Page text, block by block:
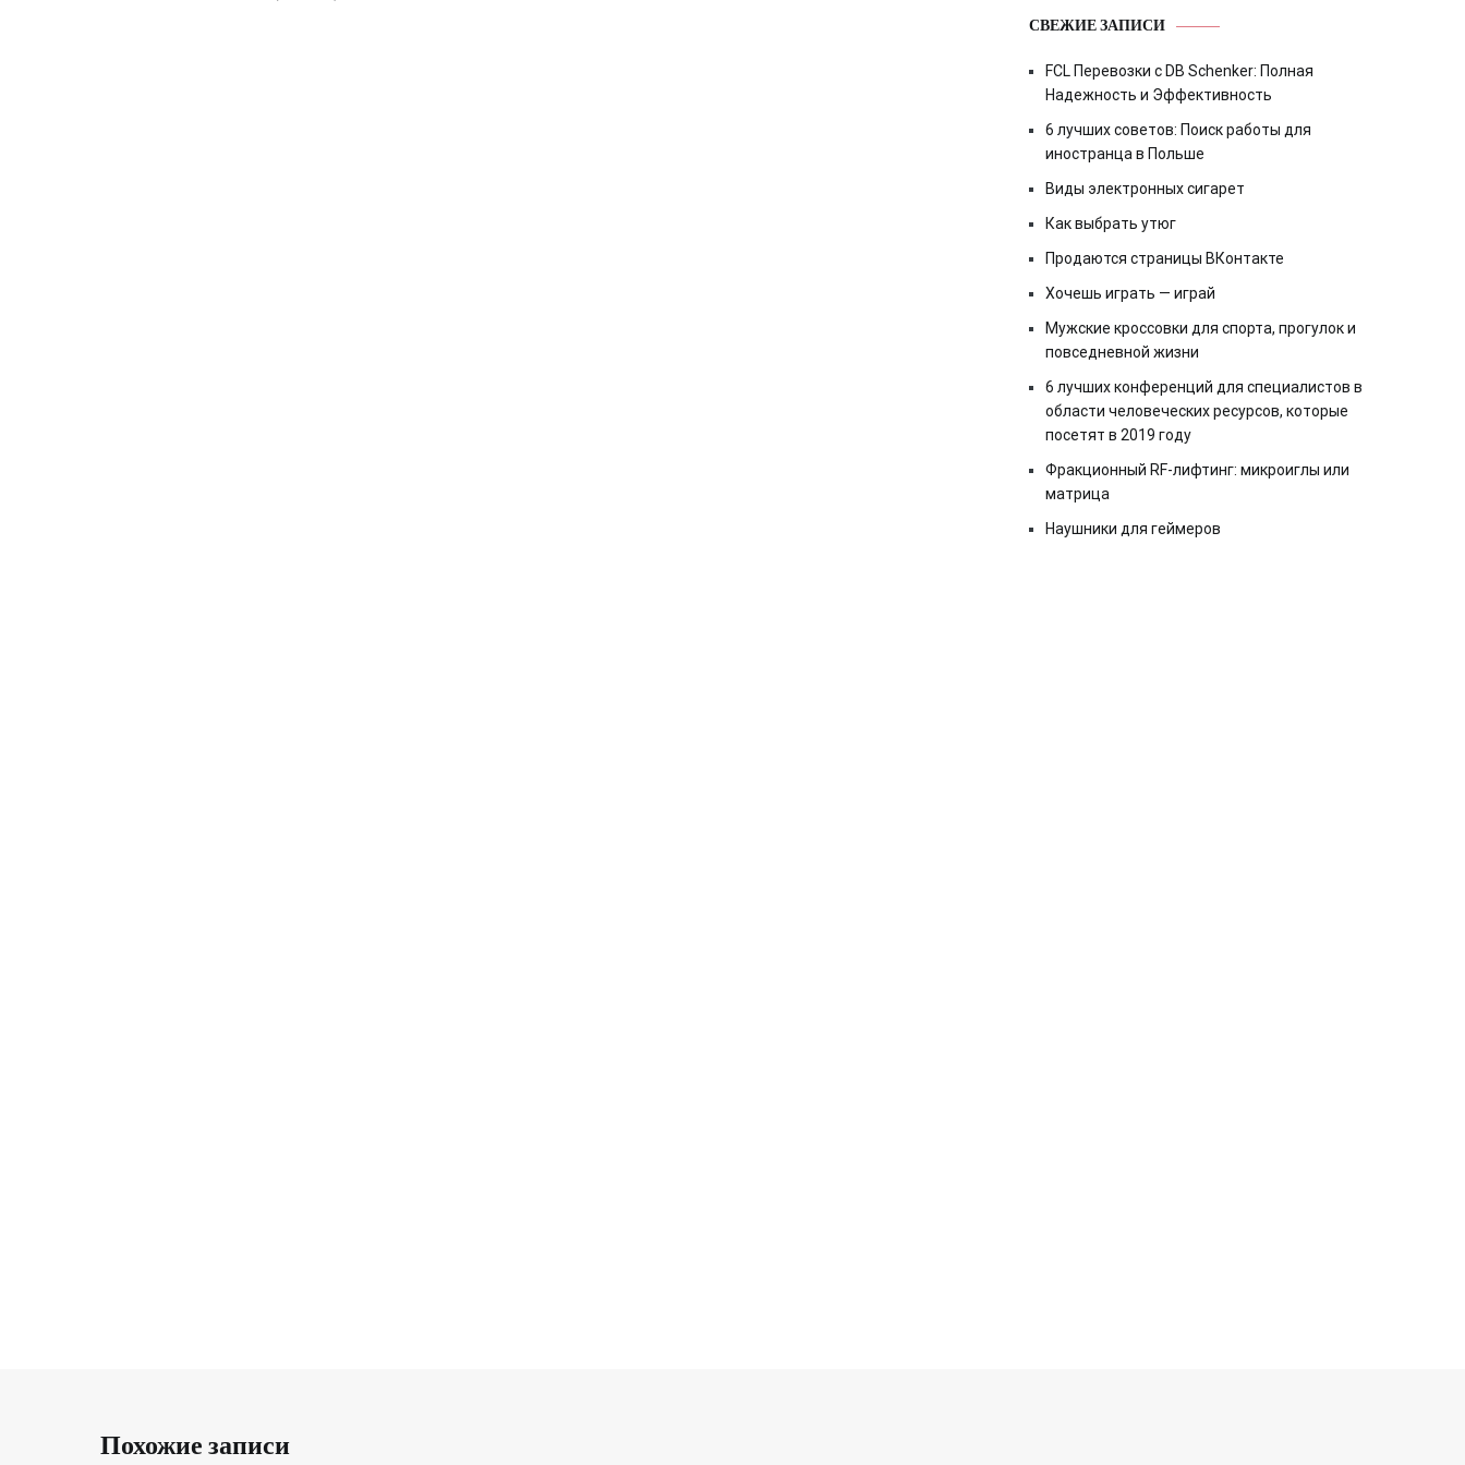
СВЕЖИЕ ЗАПИСИ
FCL Перевозки с DB Schenker: Полная
Надежность и Эффективность
6 лучших советов: Поиск работы для
иностранца в Польше
Виды электронных сигарет
Как выбрать утюг
Продаются страницы ВКонтакте
Хочешь играть — играй
Мужские кроссовки для спорта, прогулок и
повседневной жизни
6 лучших конференций для специалистов в
области человеческих ресурсов, которые
посетят в 2019 году
Фракционный RF-лифтинг: микроиглы или
матрица
Наушники для геймеров
Похожие записи